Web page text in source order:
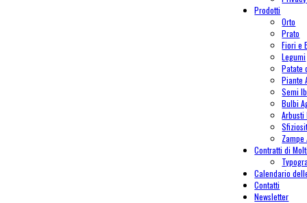
Prodotti
Orto
Prato
Fiori e
Legumi
Patate
Piante
Semi
Bulbi
Arbusti
Zampe
Contratti di
Calendario
Contatti
Newsletter